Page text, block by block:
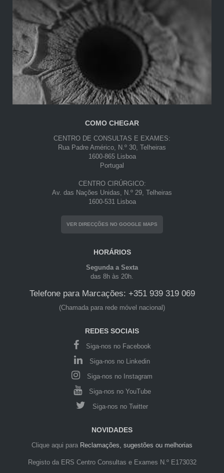
COMO CHEGAR
CENTRO DE CONSULTAS E EXAMES:
Rua Padre Américo, N.º 30, Telheiras
1600-865 Lisboa
Portugal
CENTRO CIRÚRGICO:
Av. das Nações Unidas, N.º 29, Telheiras
1600-531 Lisboa
VER DIRECÇÕES NO GOOGLE MAPS
HORÁRIOS
Segunda a Sexta
das 8h às 20h.
Telefone para Marcações: +351 939 319 069
(Chamada para rede móvel nacional)
REDES SOCIAIS
Siga-nos no Facebook
Siga-nos no Linkedin
Siga-nos no Instagram
Siga-nos no YouTube
Siga-nos no Twitter
NOVIDADES
Clique aqui para Reclamações, sugestões ou melhorias
Registo da ERS Centro Consultas e Exames N.º E173032